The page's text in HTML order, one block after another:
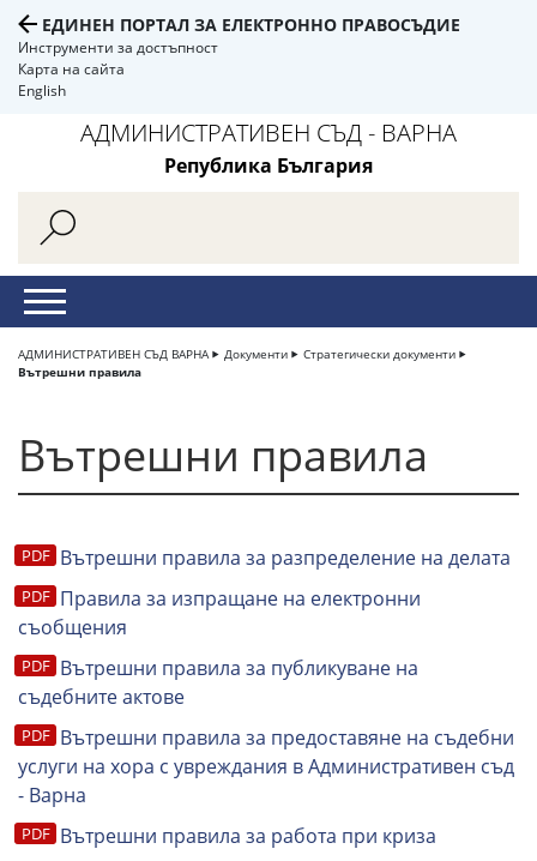
ЕДИНЕН ПОРТАЛ ЗА ЕЛЕКТРОННО ПРАВОСЪДИЕ
Инструменти за достъпност
Карта на сайта
English
АДМИНИСТРАТИВЕН СЪД - ВАРНА
Република България
АДМИНИСТРАТИВЕН СЪД ВАРНА Документи
Стратегически документи
Вътрешни правила
Вътрешни правила
Вътрешни правила за разпределение на делата
Правила за изпращане на електронни
съобщения
Вътрешни правила за публикуване на
съдебните актове
Вътрешни правила за предоставяне на съдебни
услуги на хора с увреждания в Административен съд
- Варна
Вътрешни правила за работа при криза